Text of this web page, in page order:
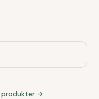
produkter →